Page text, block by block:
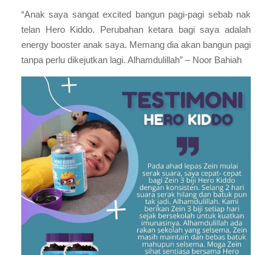
“Anak saya sangat excited bangun pagi-pagi sebab nak
telan Hero Kiddo. Perubahan ketara bagi saya adalah
energy booster anak saya. Memang dia akan bangun pagi
tanpa perlu dikejutkan lagi. Alhamdulillah” – Noor Bahiah